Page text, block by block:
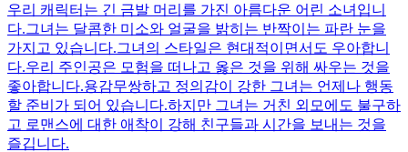
우리 캐릭터는 긴 금발 머리를 가진 아름다운 어린 소녀입니
다.그녀는 달콤한 미소와 얼굴을 밝히는 반짝이는 파란 눈을
가지고 있습니다.그녀의 스타일은 현대적이면서도 우아합니
다.우리 주인공은 모험을 떠나고 옳은 것을 위해 싸우는 것을
좋아합니다.용감무쌍하고 정의감이 강한 그녀는 언제나 행동
할 준비가 되어 있습니다.하지만 그녀는 거친 외모에도 불구하
고 로맨스에 대한 애착이 강해 친구들과 시간을 보내는 것을
즐깁니다.